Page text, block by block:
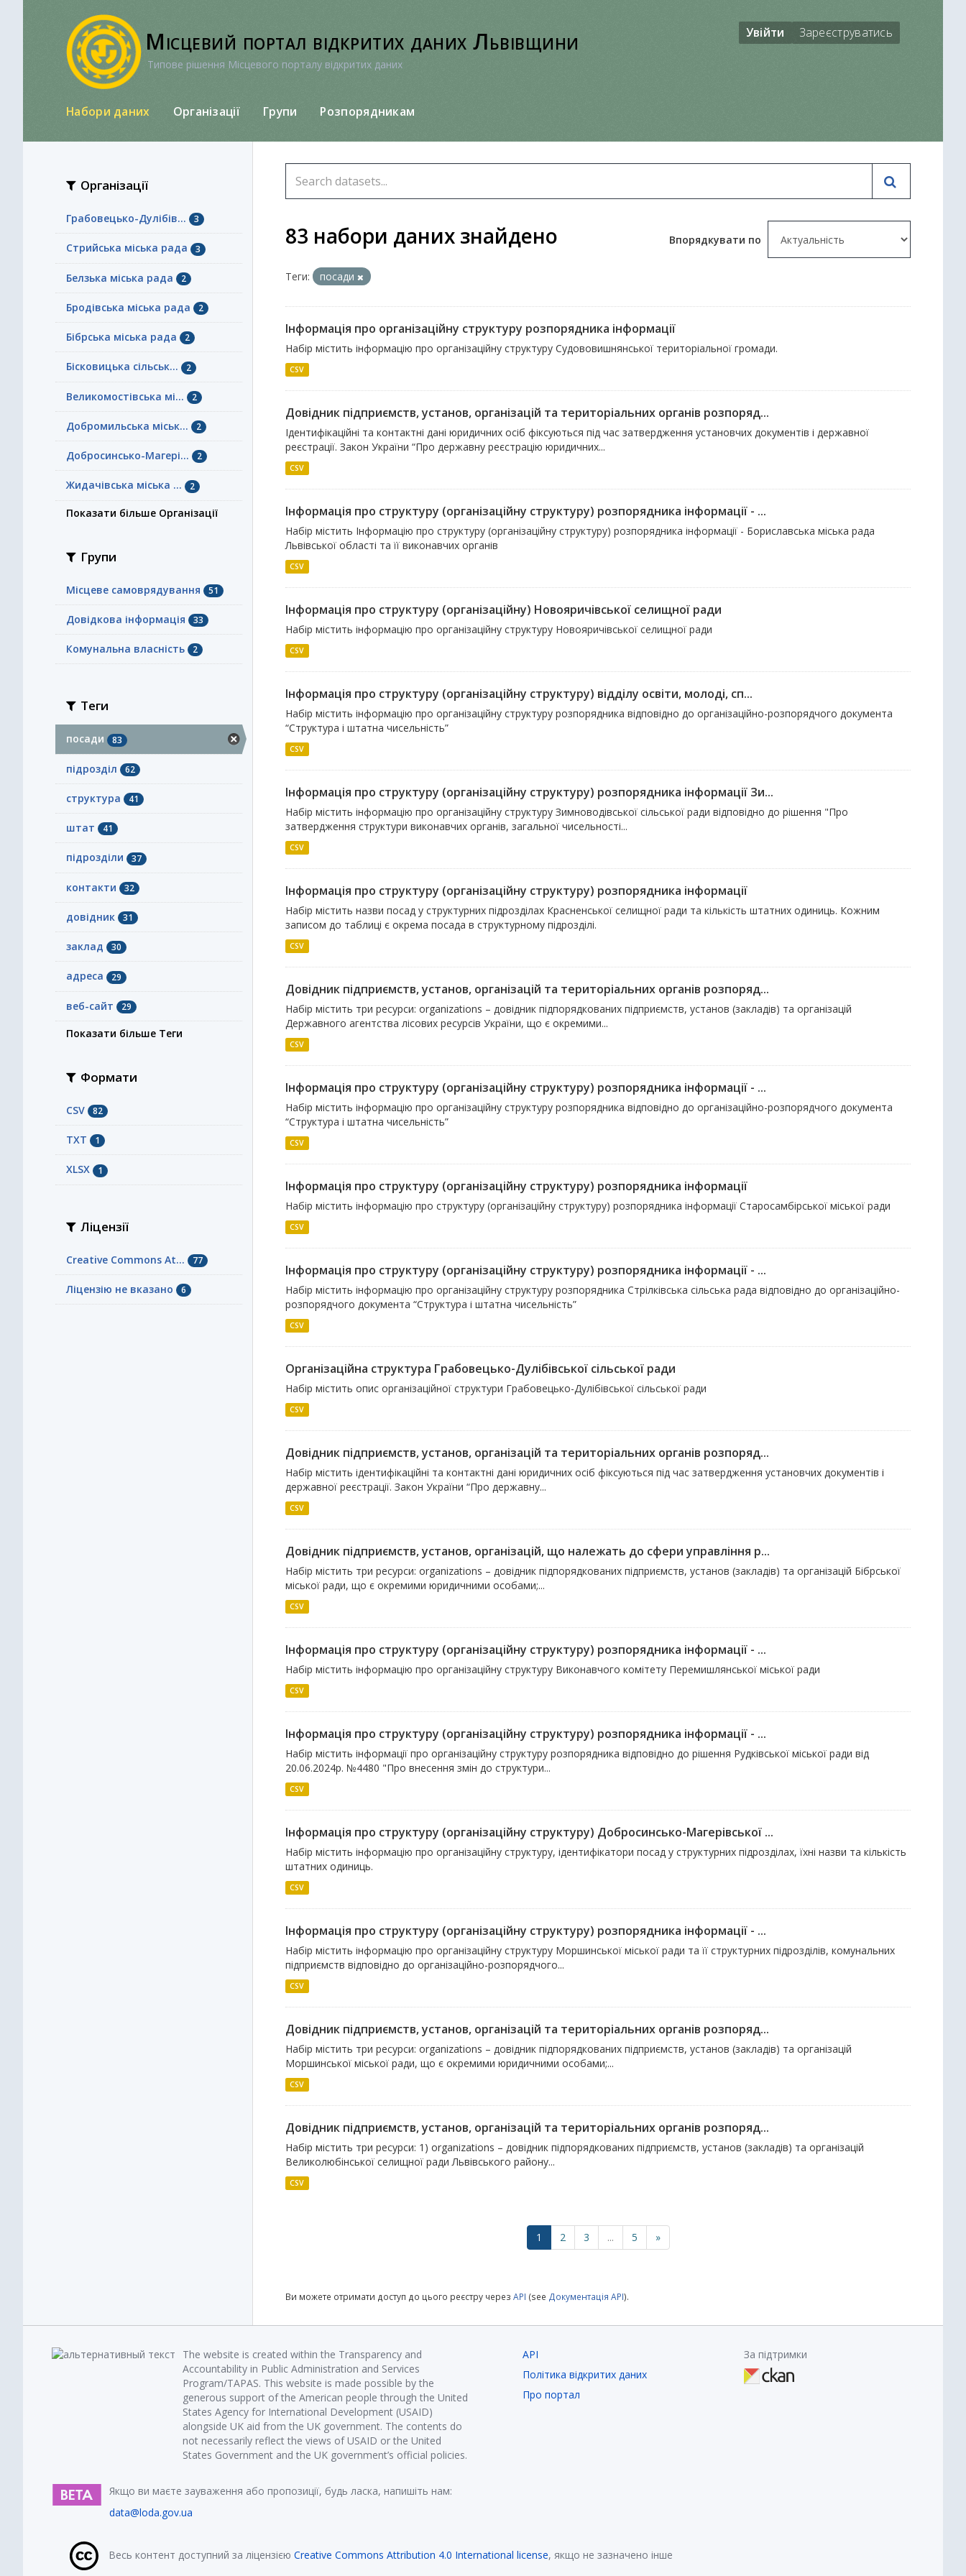
Місцевий портал відкритих даних Львівщини
Типове рішення Місцевого порталу відкритих даних
Увійти Зареєструватись
Набори даних Організації Групи Розпорядникам
Організації
Грабовецько-Дулібів... 3
Стрийська міська рада 3
Белзька міська рада 2
Бродівська міська рада 2
Бібрська міська рада 2
Бісковицька сільськ... 2
Великомостівська мі... 2
Добромильська міськ... 2
Добросинсько-Магері... 2
Жидачівська міська ... 2
Показати більше Організації
Групи
Місцеве самоврядування 51
Довідкова інформація 33
Комунальна власність 2
Теги
посади 83
підрозділ 62
структура 41
штат 41
підрозділи 37
контакти 32
довідник 31
заклад 30
адреса 29
веб-сайт 29
Показати більше Теги
Формати
CSV 82
TXT 1
XLSX 1
Ліцензії
Creative Commons At... 77
Ліцензію не вказано 6
Впорядкувати по
83 набори даних знайдено
Теги: посади
Інформація про організаційну структуру розпорядника інформації
Набір містить інформацію про організаційну структуру Судововишнянської територіальної громади.
CSV
Довідник підприємств, установ, організацій та територіальних органів розпоряд...
Ідентифікаційні та контактні дані юридичних осіб фіксуються під час затвердження установчих документів і державної
реєстрації. Закон України “Про державну реєстрацію юридичних...
CSV
Інформація про структуру (організаційну структуру) розпорядника інформації - ...
Набір містить Інформацію про структуру (організаційну структуру) розпорядника інформації - Бориславська міська рада
Львівської області та її виконавчих органів
CSV
Інформація про структуру (організаційну) Новояричівської селищної ради
Набір містить інформацію про організаційну структуру Новояричівської селищної ради
CSV
Інформація про структуру (організаційну структуру) відділу освіти, молоді, сп...
Набір містить інформацію про організаційну структуру розпорядника відповідно до організаційно-розпорядчого документа
“Структура і штатна чисельність”
CSV
Інформація про структуру (організаційну структуру) розпорядника інформації Зи...
Набір містить інформацію про організаційну структуру Зимноводівської сільської ради відповідно до рішення "Про
затвердження структури виконавчих органів, загальної чисельності...
CSV
Інформація про структуру (організаційну структуру) розпорядника інформації
Набір містить назви посад у структурних підрозділах Красненської селищної ради та кількість штатних одиниць. Кожним
записом до таблиці є окрема посада в структурному підрозділі.
CSV
Довідник підприємств, установ, організацій та територіальних органів розпоряд...
Набір містить три ресурси: organizations – довідник підпорядкованих підприємств, установ (закладів) та організацій
Державного агентства лісових ресурсів України, що є окремими...
CSV
Інформація про структуру (організаційну структуру) розпорядника інформації - ...
Набір містить інформацію про організаційну структуру розпорядника відповідно до організаційно-розпорядчого документа
“Структура і штатна чисельність”
CSV
Інформація про структуру (організаційну структуру) розпорядника інформації
Набір містить інформацію про структуру (організаційну структуру) розпорядника інформації Старосамбірської міської ради
CSV
Інформація про структуру (організаційну структуру) розпорядника інформації - ...
Набір містить інформацію про організаційну структуру розпорядника Стрілківська сільська рада відповідно до організаційно-
розпорядчого документа “Структура і штатна чисельність”
CSV
Організаційна структура Грабовецько-Дулібівської сільської ради
Набір містить опис організаційної структури Грабовецько-Дулібівської сільської ради
CSV
Довідник підприємств, установ, організацій та територіальних органів розпоряд...
Набір містить ідентифікаційні та контактні дані юридичних осіб фіксуються під час затвердження установчих документів і
державної реєстрації. Закон України “Про державну...
CSV
Довідник підприємств, установ, організацій, що належать до сфери управління р...
Набір містить три ресурси: organizations – довідник підпорядкованих підприємств, установ (закладів) та організацій Бібрської
міської ради, що є окремими юридичними особами;...
CSV
Інформація про структуру (організаційну структуру) розпорядника інформації - ...
Набір містить інформацію про організаційну структуру Виконавчого комітету Перемишлянської міської ради
CSV
Інформація про структуру (організаційну структуру) розпорядника інформації - ...
Набір містить інформації про організаційну структуру розпорядника відповідно до рішення Рудківської міської ради від
20.06.2024р. №4480 "Про внесення змін до структури...
CSV
Інформація про структуру (організаційну структуру) Добросинсько-Магерівської ...
Набір містить інформацію про організаційну структуру, ідентифікатори посад у структурних підрозділах, їхні назви та кількість
штатних одиниць.
CSV
Інформація про структуру (організаційну структуру) розпорядника інформації - ...
Набір містить інформацію про організаційну структуру Моршинської міської ради та її структурних підрозділів, комунальних
підприємств відповідно до організаційно-розпорядчого...
CSV
Довідник підприємств, установ, організацій та територіальних органів розпоряд...
Набір містить три ресурси: organizations – довідник підпорядкованих підприємств, установ (закладів) та організацій
Моршинської міської ради, що є окремими юридичними особами;...
CSV
Довідник підприємств, установ, організацій та територіальних органів розпоряд...
Набір містить три ресурси: 1) organizations – довідник підпорядкованих підприємств, установ (закладів) та організацій
Великолюбінської селищної ради Львівського району...
CSV
1 2 3 ... 5 »
Ви можете отримати доступ до цього реєстру через API (see Документація API).
The website is created within the Transparency and
Accountability in Public Administration and Services
Program/TAPAS. This website is made possible by the
generous support of the American people through the United
States Agency for International Development (USAID)
alongside UK aid from the UK government. The contents do
not necessarily reflect the views of USAID or the United
States Government and the UK government’s official policies.
Якщо ви маєте зауваження або пропозиції, будь ласка, напишіть нам:
data@loda.gov.ua
API
Політика відкритих даних
Про портал
За підтримки
Весь контент доступний за ліцензією Creative Commons Attribution 4.0 International license, якщо не зазначено інше